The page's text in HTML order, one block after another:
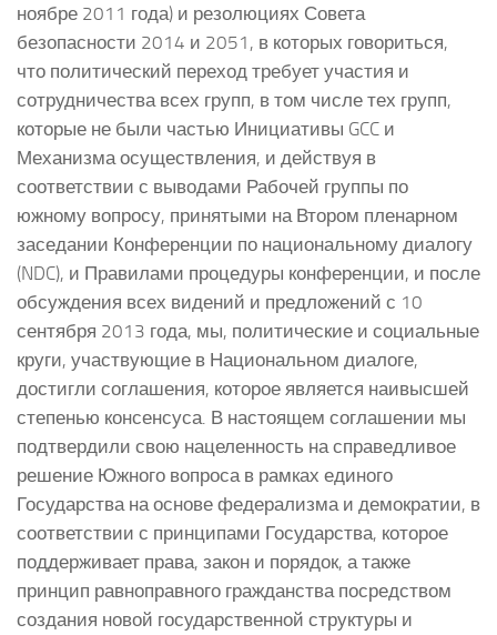
ноябре 2011 года) и резолюциях Совета
безопасности 2014 и 2051, в которых говориться,
что политический переход требует участия и
сотрудничества всех групп, в том числе тех групп,
которые не были частью Инициативы GCC и
Механизма осуществления, и действуя в
соответствии с выводами Рабочей группы по
южному вопросу, принятыми на Втором пленарном
заседании Конференции по национальному диалогу
(NDC), и Правилами процедуры конференции, и после
обсуждения всех видений и предложений с 10
сентября 2013 года, мы, политические и социальные
круги, участвующие в Национальном диалоге,
достигли соглашения, которое является наивысшей
степенью консенсуса. В настоящем соглашении мы
подтвердили свою нацеленность на справедливое
решение Южного вопроса в рамках единого
Государства на основе федерализма и демократии, в
соответствии с принципами Государства, которое
поддерживает права, закон и порядок, а также
принцип равноправного гражданства посредством
создания новой государственной структуры и